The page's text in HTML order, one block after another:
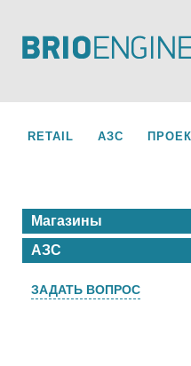
RETAIL АЗС
Магазины
АЗС
ЗАДАТЬ ВОПРОС